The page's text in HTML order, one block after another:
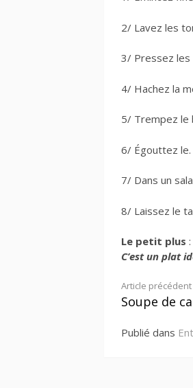
2/ Lavez les
3/ Pressez les
4/ Hachez la
5/ Trempez le
6/ Égouttez le.
7/ Dans un
8/ Laissez le
Le petit plus :
C’est un plat
Lire
suite
Article précédent
Soupe de
Publié dans